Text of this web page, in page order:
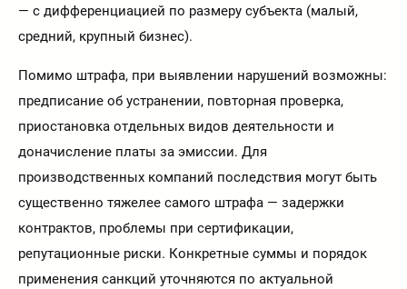
— с дифференциацией по размеру субъекта (малый,
средний, крупный бизнес).
Помимо штрафа, при выявлении нарушений возможны:
предписание об устранении, повторная проверка,
приостановка отдельных видов деятельности и
доначисление платы за эмиссии. Для
производственных компаний последствия могут быть
существенно тяжелее самого штрафа — задержки
контрактов, проблемы при сертификации,
репутационные риски. Конкретные суммы и порядок
применения санкций уточняются по актуальной